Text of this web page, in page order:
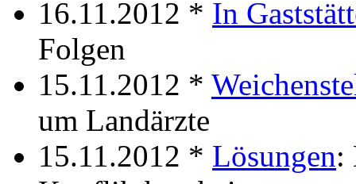
16.11.2012 * In
Folgen
15.11.2012 *
um Landärzte
15.11.2012 * Lösungen: